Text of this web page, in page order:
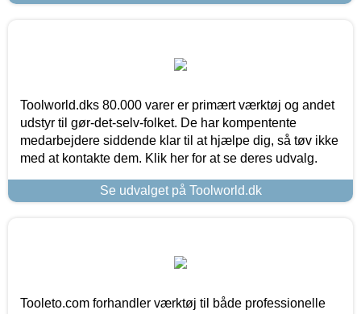
Toolworld.dks 80.000 varer er primært værktøj og andet
udstyr til gør-det-selv-folket. De har kompentente
medarbejdere siddende klar til at hjælpe dig, så tøv ikke
med at kontakte dem. Klik her for at se deres udvalg.
Se udvalget på Toolworld.dk
Tooleto.com forhandler værktøj til både professionelle